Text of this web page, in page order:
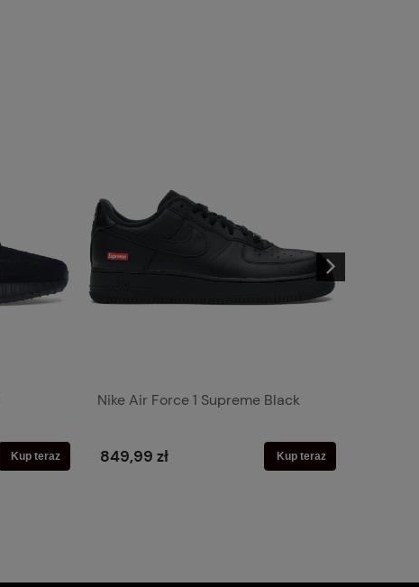
Kup teraz
Nike Air Force 1 Supreme Black
849,99 zł Kup teraz